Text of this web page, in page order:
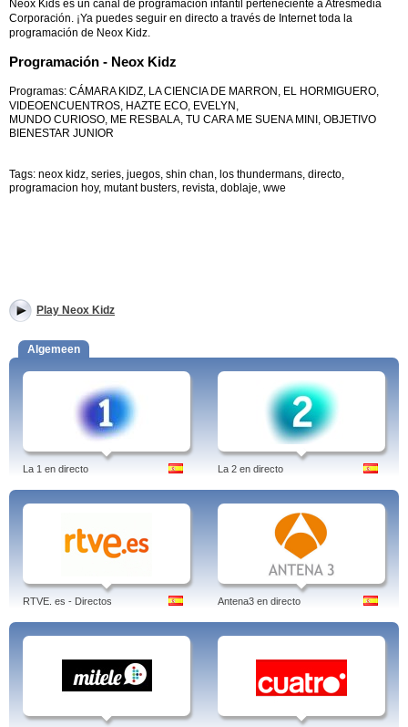
Neox Kids es un canal de programación infantil perteneciente a Atresmedia
Corporación. ¡Ya puedes seguir en directo a través de Internet toda la
programación de Neox Kidz.
Programación - Neox Kidz
Programas: CÁMARA KIDZ, LA CIENCIA DE MARRON, EL HORMIGUERO,
VIDEOENCUENTROS, HAZTE ECO, EVELYN,
MUNDO CURIOSO, ME RESBALA, TU CARA ME SUENA MINI, OBJETIVO
BIENESTAR JUNIOR
Tags: neox kidz, series, juegos, shin chan, los thundermans, directo,
programacion hoy, mutant busters, revista, doblaje, wwe
Play Neox Kidz
Algemeen
La 1 en directo La 2 en directo
RTVE. es - Directos Antena3 en directo